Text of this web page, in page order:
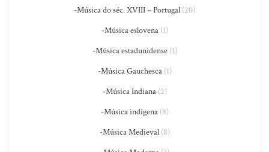
-Música do séc. XVIII – Portugal (20)
-Música eslovena(1)
-Música estadunidense(1)
-Música Gauchesca(1)
-Música Indiana(2)
-Música indígena(8)
-Música Medieval(8)